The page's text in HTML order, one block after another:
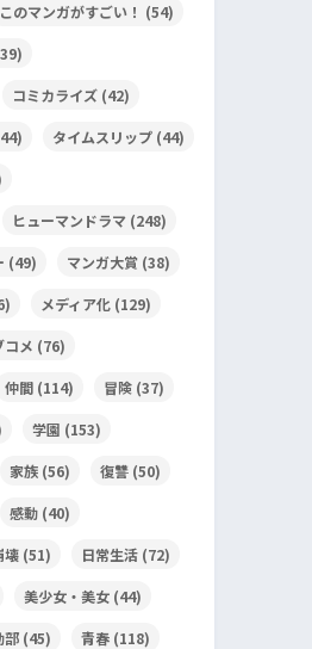
このマンガがすごい！ (54)
コミカライズ (42)
タイムスリップ (44)
ヒューマンドラマ (248)
(49) マンガ大賞 (38)
メディア化 (129)
コメ (76)
仲間 (114) 冒険 (37)
学園 (153)
家族 (56) 復讐 (50)
感動 (40)
壊 (51) 日常生活 (72)
美少女・美女 (44)
部 (45) 青春 (118)